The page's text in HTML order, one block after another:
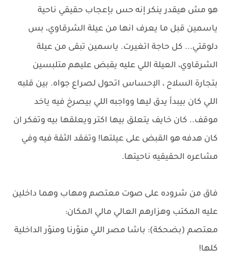
هو مش هيقدر ينكر إنه حس بإعجاب حقيقي ناحية
ياسمين قبل ما يعرف انها من عيلة الشرقاوي، بس
دلوقتي... كل حاجة اتغيرت. ياسمين تبقى من عيلة
الشرقاوي، العيلة اللي عليه يقبض عليهم متلبسين
بتجارة السلاح ، الإحساس اتحول لصراع جواه. بين قلبه
اللي كان بيبدأ يدق ليها وواجبه اللي بيصرخ فيه ياخد
موقف.. كان خايف يتعلق بيها اكتر ويعلقها بيه وتفكر ان
كان هدفه هو القبض على عيلتها! وتفقد الثقة فيه وفي
مشاعره الحقيقيه ناحيتها.
فاق من شروده على صوت معتصم ومهاب وهما داخلين
عليه المكتب وهزارهم العالي مالي المكان:
معتصم (بضحكة): باشا مصر اللي منوّرنا ومنوّر الداخلية
كلها!